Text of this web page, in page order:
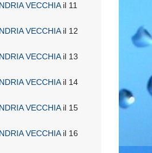
VECCHIAil 11
VECCHIAil 12
VECCHIAil 13
VECCHIAil 14
VECCHIAil 15
VECCHIAil 16